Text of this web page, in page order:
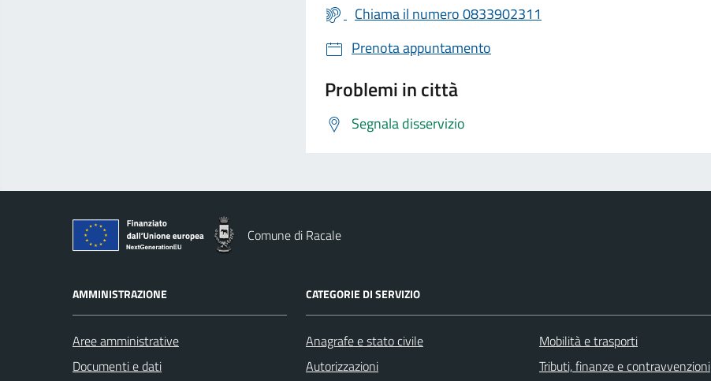
Chiama il numero 0833902311
Prenota appuntamento
Problemi in città
Segnala disservizio
Comune di Racale
AMMINISTRAZIONE
Aree amministrative
Documenti e dati
CATEGORIE DI SERVIZIO
Anagrafe e stato civile
Autorizzazioni
Mobilità e trasporti
Tributi, finanze e contravvenzioni